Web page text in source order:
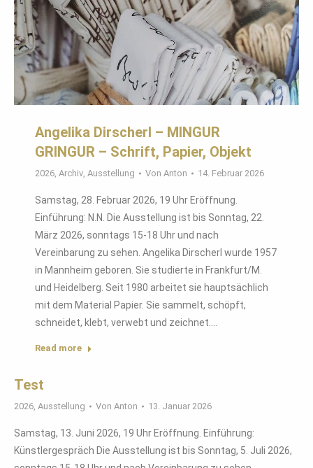
Angelika Dirscherl – MINGUR
GRINGUR – Schrift, Papier, Objekt
2026, Archiv, Ausstellung Von Anton 14. Februar 2026
Samstag, 28. Februar 2026, 19 Uhr Eröffnung.
Einführung: N.N. Die Ausstellung ist bis Sonntag, 22.
März 2026, sonntags 15-18 Uhr und nach
Vereinbarung zu sehen. Angelika Dirscherl wurde 1957
in Mannheim geboren. Sie studierte in Frankfurt/M.
und Heidelberg. Seit 1980 arbeitet sie hauptsächlich
mit dem Material Papier. Sie sammelt, schöpft,
schneidet, klebt, verwebt und zeichnet.…
Read more
Test
2026, Ausstellung Von Anton 13. Januar 2026
Samstag, 13. Juni 2026, 19 Uhr Eröffnung. Einführung:
Künstlergespräch Die Ausstellung ist bis Sonntag, 5. Juli 2026,